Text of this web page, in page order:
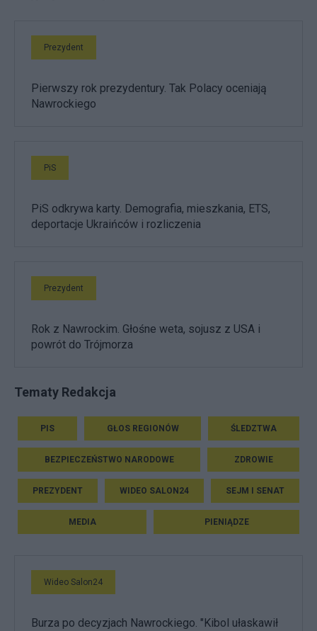
Prezydent
Pierwszy rok prezydentury. Tak Polacy oceniają
Nawrockiego
PiS
PiS odkrywa karty. Demografia, mieszkania, ETS,
deportacje Ukraińców i rozliczenia
Prezydent
Rok z Nawrockim. Głośne weta, sojusz z USA i
powrót do Trójmorza
Tematy Redakcja
PIS GŁOS REGIONÓW ŚLEDZTWA
BEZPIECZEŃSTWO NARODOWE ZDROWIE
PREZYDENT WIDEO SALON24 SEJM I SENAT
MEDIA PIENIĄDZE
Wideo Salon24
Burza po decyzjach Nawrockiego. "Kibol ułaskawił